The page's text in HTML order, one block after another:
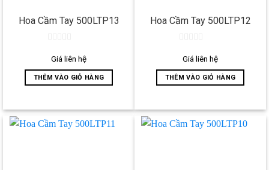
Hoa Cầm Tay 500LTP13
out
5
Giá liên hệ
THÊM VÀO GIỎ HÀNG
Hoa Cầm Tay 500LTP12
out
5
Giá liên hệ
THÊM VÀO GIỎ HÀNG